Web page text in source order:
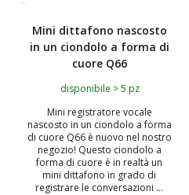
Mini dittafono nascosto
in un ciondolo a forma di
cuore Q66
disponibile > 5 pz
Mini registratore vocale
nascosto in un ciondolo a forma
di cuore Q66 è nuovo nel nostro
negozio! Questo ciondolo a
forma di cuore è in realtà un
mini dittafono in grado di
registrare le conversazioni ...